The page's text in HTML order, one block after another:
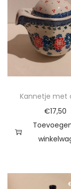
a
n
t
l
Kannetje met
€17,50